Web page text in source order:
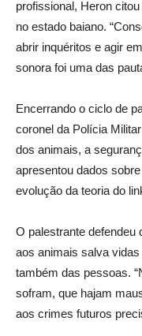
profissional, Heron
no estado baiano.
abrir inquéritos e agir
sonora foi uma das
Encerrando o ciclo de
coronel da Polícia
dos animais, a
apresentou dados
evolução da teoria do
O palestrante defendeu
aos animais salva
também das pessoas.
sofram, que hajam
aos crimes futuros